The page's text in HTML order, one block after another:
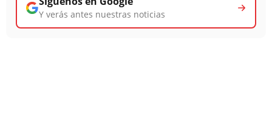
Y verás antes nuestras noticias